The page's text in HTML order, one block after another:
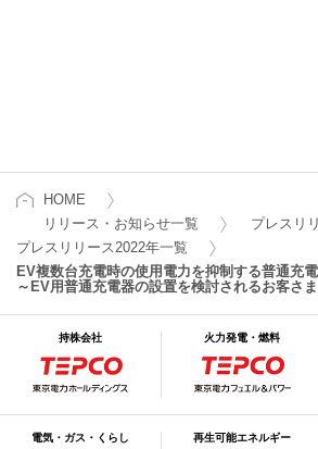
HOME
リリース・お知らせ一覧
プレスリ
プレスリリース2022年一覧
EV複数台充電時の使用電力を抑制する普通充
～EV用普通充電器の設置を検討されるお客さ
持株会社 火力発電・燃料
電気・ガス・くらし 再生可能エネルギー